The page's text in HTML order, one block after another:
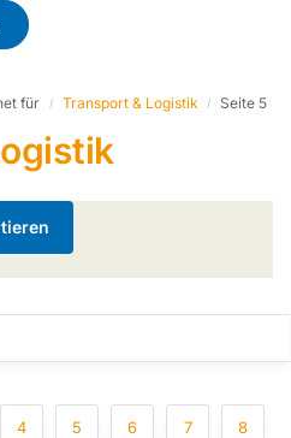
für / Transport & Logistik / Seite 5
4 5 6 7 8